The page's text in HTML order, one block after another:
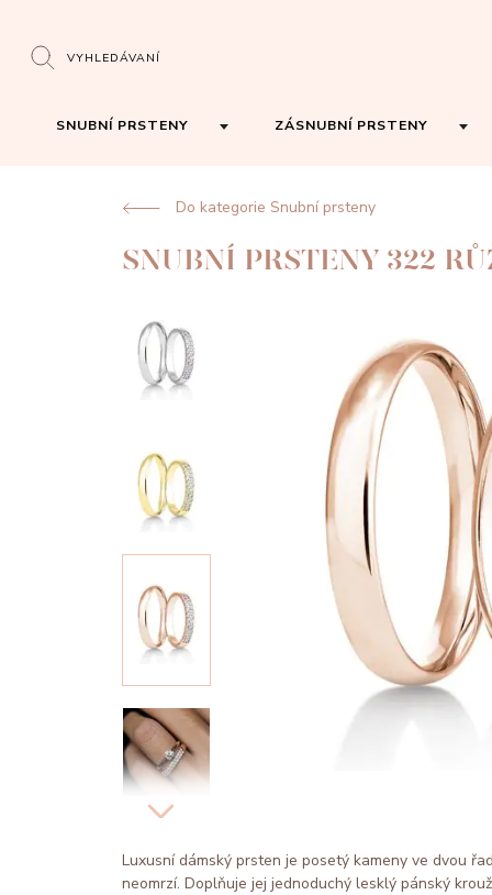
VYHLEDÁVANÍ
SNUBNÍ PRSTENY ZÁSNUBNÍ PRSTENY
Do kategorie Snubní prsteny
SNUBNÍ PRSTENY 322
Luxusní dámský prsten je posetý kameny ve dvou
neomrzí. Doplňuje jej jednoduchý lesklý pánský